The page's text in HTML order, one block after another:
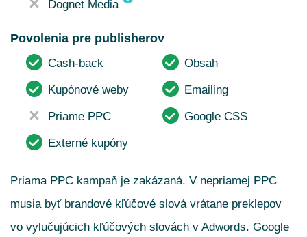
Dognet Media
Povolenia pre publisherov
Cash-back Obsah
Kupónové weby Emailing
Priame PPC Google CSS
Externé kupóny
Priama PPC kampaň je zakázaná. V nepriamej PPC
musia byť brandové kľúčové slová vrátane preklepov
vo vylučujúcich kľúčových slovách v Adwords. Google